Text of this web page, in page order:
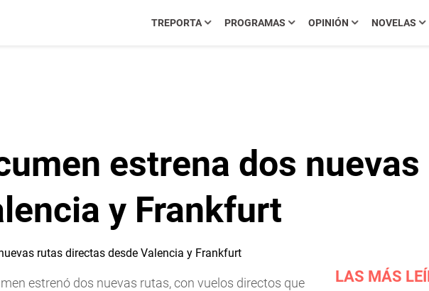
TREPORTA PROGRAMAS OPINIÓN NOVELAS
estrena dos
y Frankfurt
estrenó dos nuevas rutas, con vuelos directos que
LAS MÁS